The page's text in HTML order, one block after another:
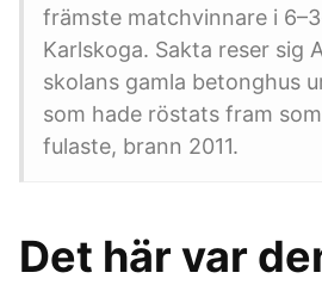
främste matchvinnare i
Karlskoga. Sakta reser sig
skolans gamla betonghus
som hade röstats fram
fulaste, brann 2011.
Det här var